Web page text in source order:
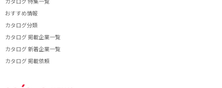
おすすめ情報
カタログ分類
カタログ 掲載企業一覧
カタログ 新着企業一覧
カタログ 掲載依頼